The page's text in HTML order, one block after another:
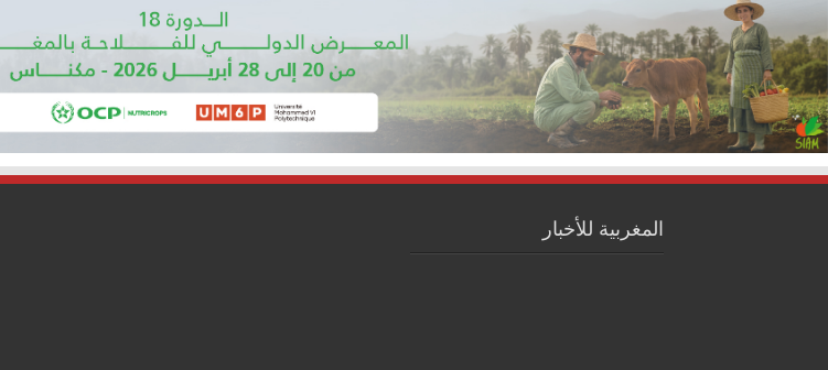
المغربية للأخبار